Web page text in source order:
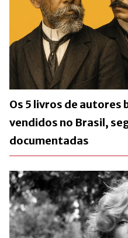
Os 5 livros de autores
vendidos no Brasil,
documentadas